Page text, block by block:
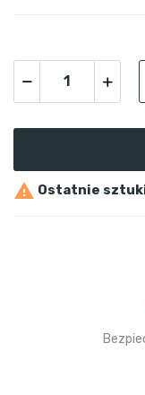
 Ostatnie